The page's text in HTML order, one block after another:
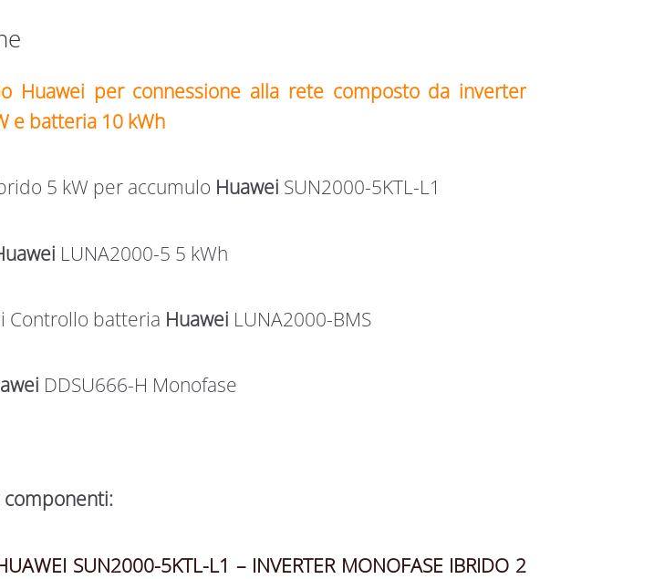
Huawei per connessione alla rete composto da inverter
e batteria 10 kWh
5 kW per accumulo Huawei SUN2000-5KTL-L1
LUNA2000-5 5 kWh
Controllo batteria Huawei LUNA2000-BMS
DDSU666-H Monofase
componenti:
SUN2000-5KTL-L1 – INVERTER MONOFASE IBRIDO 2